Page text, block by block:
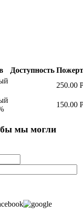
Доступность
250.00
150.00
мы могли